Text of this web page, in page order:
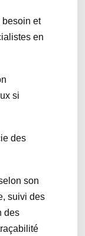
besoin et
en
si
des
son
suivi des
des